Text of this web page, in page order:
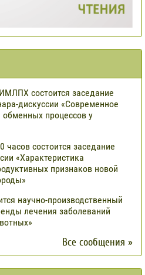
состоится заседание
дискуссии «Современное
обменных процессов у
часов состоится заседание
«Характеристика
признаков новой
научно-производственный
лечения заболеваний
Все сообщения »